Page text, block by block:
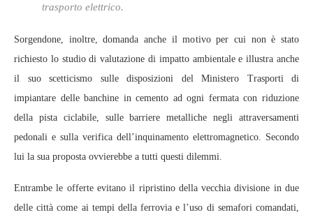
trasporto elettrico.
Sorgendone, inoltre, domanda anche il motivo per cui non è stato
richiesto lo studio di valutazione di impatto ambientale e illustra anche
il suo scetticismo sulle disposizioni del Ministero Trasporti di
impiantare delle banchine in cemento ad ogni fermata con riduzione
della pista ciclabile, sulle barriere metalliche negli attraversamenti
pedonali e sulla verifica dell’inquinamento elettromagnetico. Secondo
lui la sua proposta ovvierebbe a tutti questi dilemmi.
Entrambe le offerte evitano il ripristino della vecchia divisione in due
delle città come ai tempi della ferrovia e l’uso di semafori comandati,